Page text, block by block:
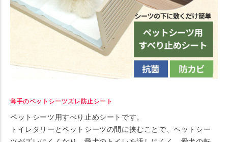
薄手のペットシーツズレ防止シート
ペットシーツ用すべり止めシートです。
トイレタリーとペットシーツの間に挟むことで、ペットシー